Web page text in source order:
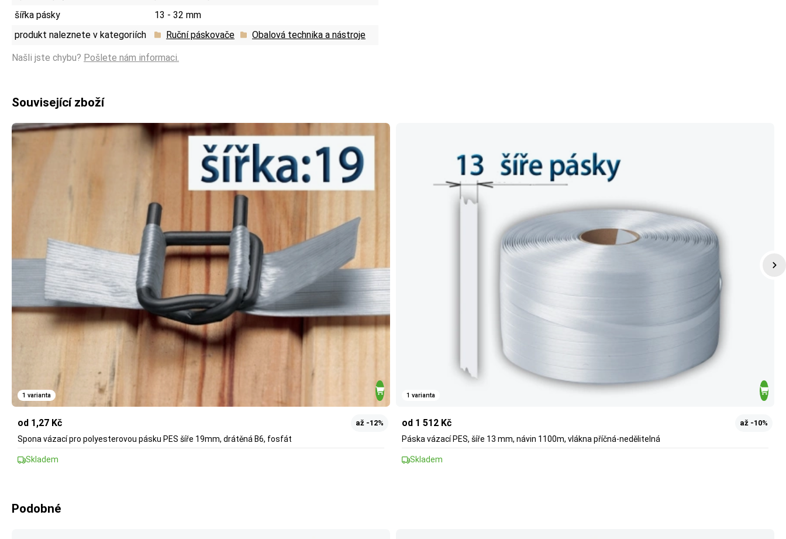
šířka pásky
13 - 32 mm
produkt naleznete v kategoriích
Ruční páskovače Obalová technika a nástroje
Našli jste chybu? Pošlete nám informaci.
Související zboží
1 varianta
od 1,27 Kč až -12%
Spona vázací pro polyesterovou pásku PES šíře 19mm, drátěná B6, fosfát
Skladem
1 varianta
od 1 512 Kč až -10%
Páska vázací PES, šíře 13 mm, návin 1100m, vlákna příčná-nedělitelná
Skladem
Podobné